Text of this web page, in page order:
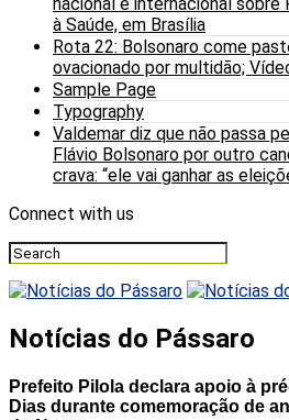
à Saúde, em Brasília
Rota 22: Bolsonaro come
ovacionado por multidão;
Sample Page
Typography
Valdemar diz que não passa
Flávio Bolsonaro por outro
crava: “ele vai ganhar as
Connect with us
Notícias do Pássaro
Prefeito Pilola declara apoio à
Dias durante comemoração de